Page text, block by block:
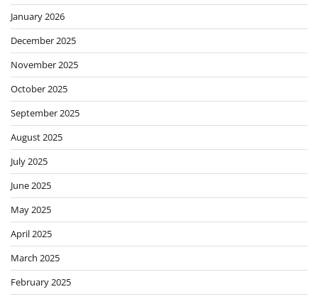
January 2026
December 2025
November 2025
October 2025
September 2025
August 2025
July 2025
June 2025
May 2025
April 2025
March 2025
February 2025